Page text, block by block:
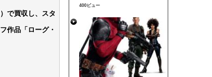
で買収し、スタ
作品「ローグ・
400ビュー